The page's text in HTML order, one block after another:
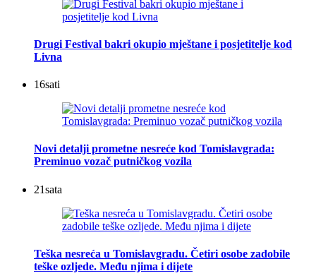
Drugi Festival bakri okupio mještane i posjetitelje kod
Livna
16sati
Novi detalji prometne nesreće kod Tomislavgrada:
Preminuo vozač putničkog vozila
21sata
Teška nesreća u Tomislavgradu. Četiri osobe zadobile
teške ozljede. Među njima i dijete